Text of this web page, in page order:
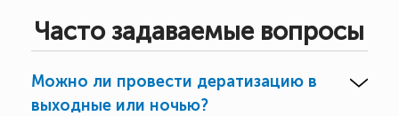
Часто задаваемые вопросы
Можно ли провести дератизацию в
выходные или ночью?